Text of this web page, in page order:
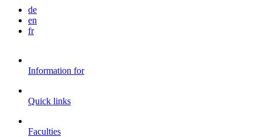
de
en
fr
Information for
Quick links
Faculties